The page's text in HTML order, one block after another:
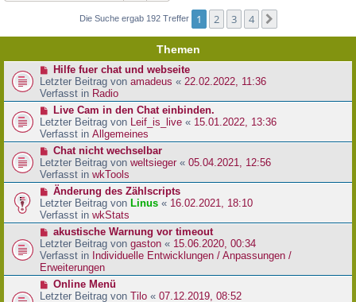
Die Suche ergab 192 Treffer 1 2 3 4
Themen
N
e
u
e
r
B
e
t
r
a
g
Hilfe fuer chat und webseite
Letzter Beitrag von amadeus « 22.02.2022, 11:36
Verfasst in Radio
N
e
u
e
r
B
e
t
r
a
g
Live Cam in den Chat einbinden.
Letzter Beitrag von Leif_is_live « 15.01.2022, 13:36
Verfasst in Allgemeines
N
e
u
e
r
B
e
t
r
a
g
Chat nicht wechselbar
Letzter Beitrag von weltsieger « 05.04.2021, 12:56
Verfasst in wkTools
N
e
u
e
r
B
e
i
r
Änderung des Zählscripts
Letzter Beitrag von Linus « 16.02.2021, 18:10
Verfasst in wkStats
N
e
u
e
r
B
akustische Warnung vor timeout
Letzter Beitrag von gaston « 15.06.2020, 00:34
Verfasst in Individuelle Entwicklungen / Anpassungen /
Erweiterungen
N
e
Online Menü
Letzter Beitrag von Tilo « 07.12.2019, 08:52